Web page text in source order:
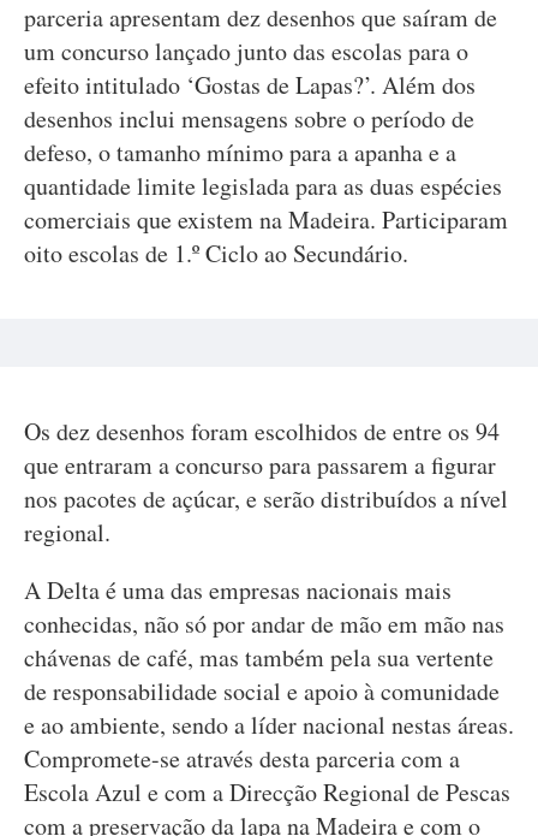
parceria apresentam dez desenhos que saíram de
um concurso lançado junto das escolas para o
efeito intitulado ‘Gostas de Lapas?’. Além dos
desenhos inclui mensagens sobre o período de
defeso, o tamanho mínimo para a apanha e a
quantidade limite legislada para as duas espécies
comerciais que existem na Madeira. Participaram
oito escolas de 1.º Ciclo ao Secundário.
Os dez desenhos foram escolhidos de entre os 94
que entraram a concurso para passarem a figurar
nos pacotes de açúcar, e serão distribuídos a nível
regional.
A Delta é uma das empresas nacionais mais
conhecidas, não só por andar de mão em mão nas
chávenas de café, mas também pela sua vertente
de responsabilidade social e apoio à comunidade
e ao ambiente, sendo a líder nacional nestas áreas.
Compromete-se através desta parceria com a
Escola Azul e com a Direcção Regional de Pescas
com a preservação da lapa na Madeira e com o